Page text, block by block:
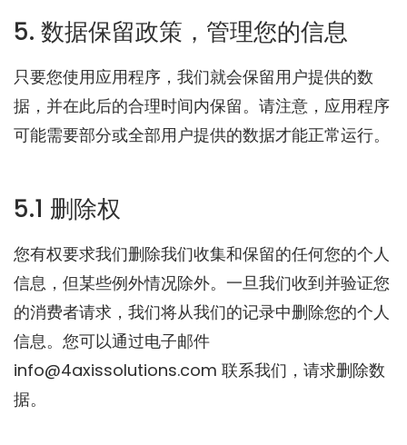
5. 数据保留政策，管理您的信息
只要您使用应用程序，我们就会保留用户提供的数
据，并在此后的合理时间内保留。请注意，应用程序
可能需要部分或全部用户提供的数据才能正常运行。
5.1 删除权
您有权要求我们删除我们收集和保留的任何您的个人
信息，但某些例外情况除外。一旦我们收到并验证您
的消费者请求，我们将从我们的记录中删除您的个人
信息。您可以通过电子邮件
info@4axissolutions.com 联系我们，请求删除数
据。